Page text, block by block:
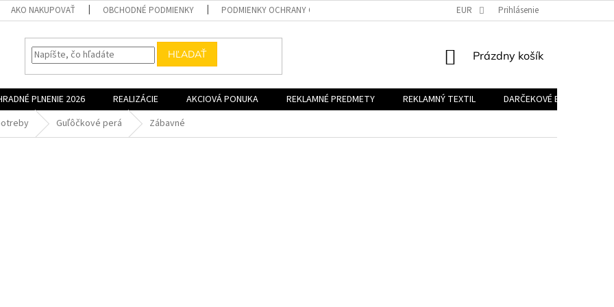
AKO NAKUPOVAŤ OBCHODNÉ PODMIENKY PODMIENKY OCHRANY OSOBNÝCH ÚDAJOV EUR Prihlásenie
HĽADAŤ
NÁKUPNÝ
Prázdny košík
PLNENIE 2026 REALIZÁCIE AKCIOVÁ PONUKA REKLAMNÉ PREDMETY REKLAMNÝ TEXTIL
DARČEKOVÉ BALÍČKY
Guľôčkové perá Zábavné